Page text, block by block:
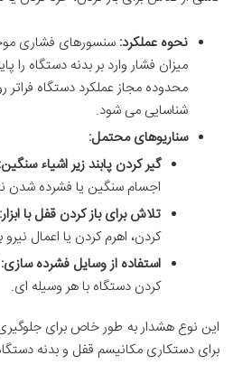
نحوه عملکرد: سنسورهای فشاری
میزان فشار وارد بر بدنه دستگاه را
محدوده مجاز عملکرد دستگاه فراتر
شناسایی می شود.
سناریوهای محتمل:
گیر کردن پابند زیر اشیاء سنگین:
اجسام سنگین یا فشرده شدن
تلاش برای باز کردن قفل با ابزار:
کردن، اهرم کردن یا اعمال نیرو
استفاده از وسایل فشرده سازی:
کردن دستگاه با هر وسیله ای.
این نوع هشدار به طور خاص برای
برای دستکاری مکانیسم قفل و بدنه